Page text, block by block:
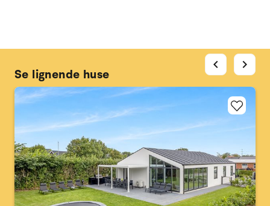
Se lignende huse
chevron_left chevron_right